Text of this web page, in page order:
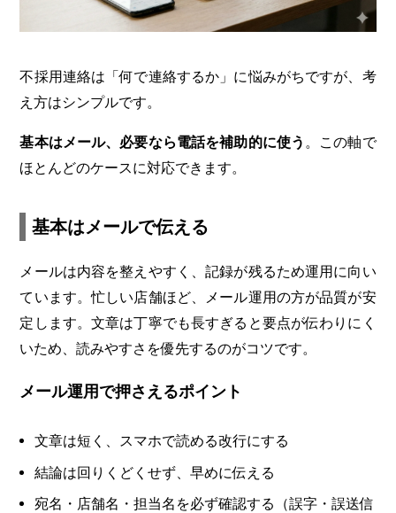
不採用連絡は「何で連絡するか」に悩みがちですが、考
え方はシンプルです。
基本はメール、必要なら電話を補助的に使う 。この軸で
ほとんどのケースに対応できます。
基本はメールで伝える
メールは内容を整えやすく、記録が残るため運用に向い
ています。忙しい店舗ほど、メール運用の方が品質が安
定します。文章は丁寧でも長すぎると要点が伝わりにく
いため、読みやすさを優先するのがコツです。
メール運用で押さえるポイント
文章は短く、スマホで読める改行にする
結論は回りくどくせず、早めに伝える
宛名・店舗名・担当名を必ず確認する（誤字・誤送信